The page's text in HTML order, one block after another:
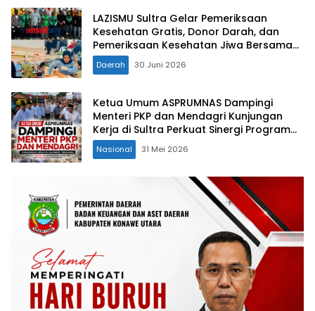
LAZISMU Sultra Gelar Pemeriksaan
Kesehatan Gratis, Donor Darah, dan
Pemeriksaan Kesehatan Jiwa Bersama
Berbagai Mitra Strategis
Daerah 30 Juni 2026
Ketua Umum ASPRUMNAS Dampingi
Menteri PKP dan Mendagri Kunjungan
Kerja di Sultra Perkuat Sinergi Program
Rumah Layak Huni dan Konsolidasi
Organisasi
Nasional 31 Mei 2026